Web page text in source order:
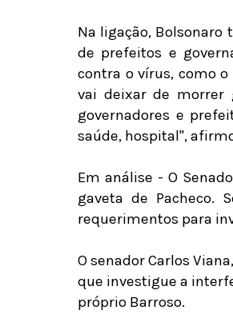
Na ligação,
de prefeitos e
contra o vírus, como
vai deixar de morrer
governadores e
saúde, hospital",
Em análise - O
gaveta de Pacheco.
requerimentos para
O senador Carlos
que investigue a
próprio Barroso.